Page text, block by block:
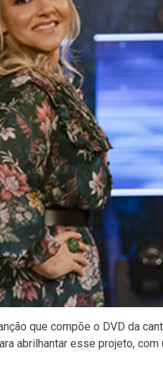
que compõe o DVD da
abrilhantar esse projeto,